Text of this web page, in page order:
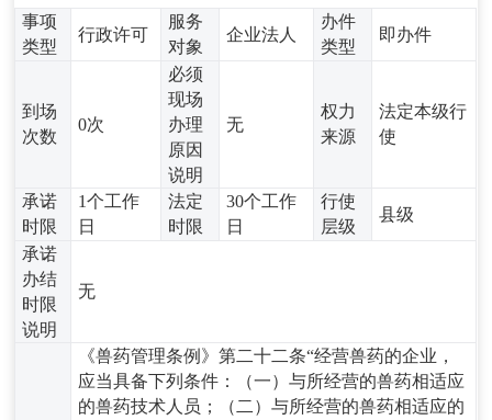
事项
类型
行政许可
服务
对象
企业法人
办件
类型
即办件
到场
次数
0次
必须
现场
办理
原因
说明
无
权力
来源
法定本级行
使
承诺
时限
1个工作
日
法定
时限
30个工作
日
行使
层级
县级
承诺
办结
时限
说明
无
《兽药管理条例》第二十二条“经营兽药的企业，
应当具备下列条件：（一）与所经营的兽药相适应
的兽药技术人员；（二）与所经营的兽药相适应的